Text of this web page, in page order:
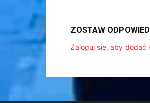
ZOSTAW
Zaloguj się, aby dodać